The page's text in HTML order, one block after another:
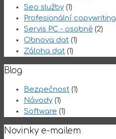
Seo služby (1)
Profesionální copywriting
Servis PC - osobně (2)
Obnova dat (1)
Záloha dat (1)
Blog
Bezpečnost (1)
Návody (1)
Software (1)
Novinky e-mailem